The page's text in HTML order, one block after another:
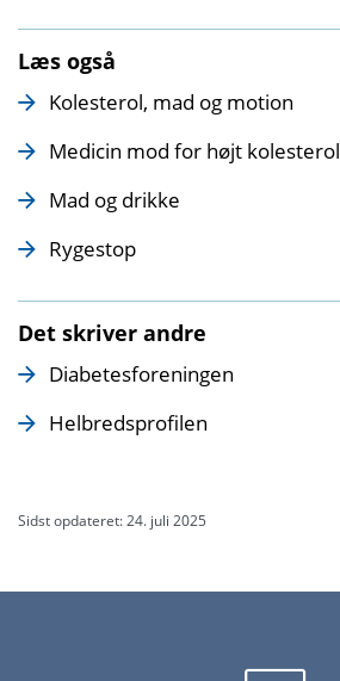
Læs også
Kolesterol, mad og motion
Medicin mod for højt kolesterol
Mad og drikke
Rygestop
Det skriver andre
Diabetesforeningen
Helbredsprofilen
Sidst opdateret: 24. juli 2025